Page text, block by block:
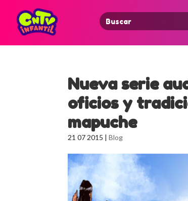
Search
for:
Nueva serie
oficios y
mapuche
21 07 2015 |Blog